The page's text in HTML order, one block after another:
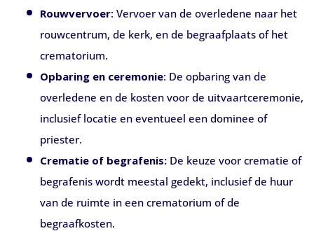
Rouwvervoer: Vervoer van de overledene naar het
rouwcentrum, de kerk, en de begraafplaats of het
crematorium.
Opbaring en ceremonie: De opbaring van de
overledene en de kosten voor de uitvaartceremonie,
inclusief locatie en eventueel een dominee of
priester.
Crematie of begrafenis: De keuze voor crematie of
begrafenis wordt meestal gedekt, inclusief de huur
van de ruimte in een crematorium of de
begraafkosten.